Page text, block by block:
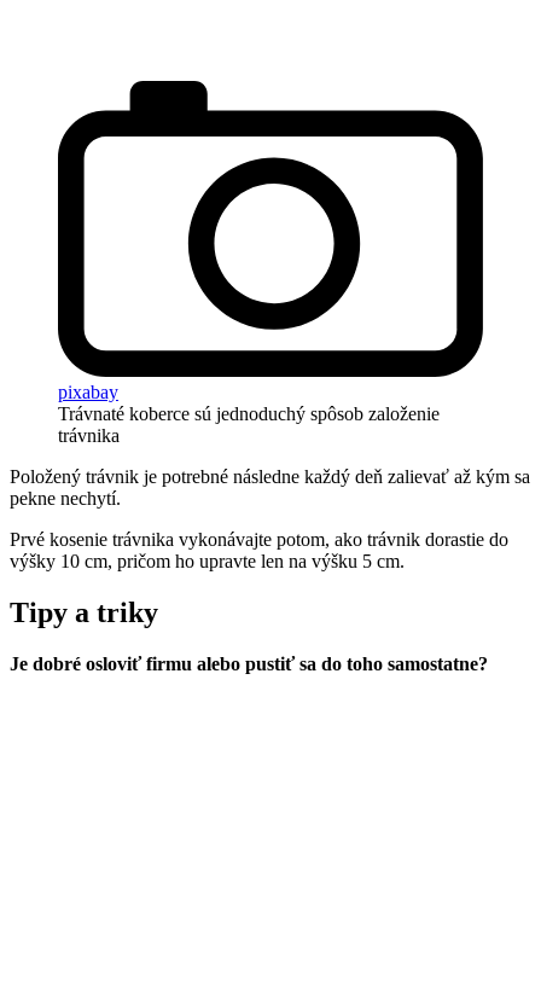
pixabay
Trávnaté koberce sú jednoduchý spôsob založenie
trávnika
Položený trávnik je potrebné následne každý deň zalievať až kým sa
pekne nechytí.
Prvé kosenie trávnika vykonávajte potom, ako trávnik dorastie do
výšky 10 cm, pričom ho upravte len na výšku 5 cm.
Tipy a triky
Je dobré osloviť firmu alebo pustiť sa do toho samostatne?